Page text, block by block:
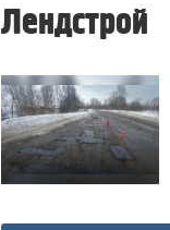
Лендстрой